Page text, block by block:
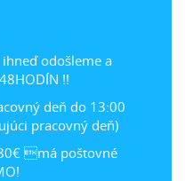
odošleme a
!!
deň do 13:00
pracovný deň)
má poštovné